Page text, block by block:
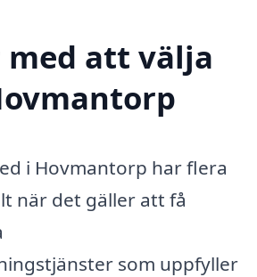
med att välja
i Hovmantorp har flera
när det gäller att få
som uppfyller